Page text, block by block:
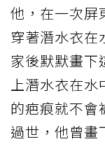
他，在一次屏
穿著潛水衣在
家後默默畫下
上潛水衣在
的疤痕就不會
過世，他曾畫